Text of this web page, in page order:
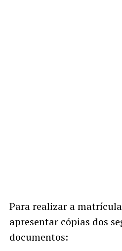
Para realizar a
apresentar cópias dos
documentos: